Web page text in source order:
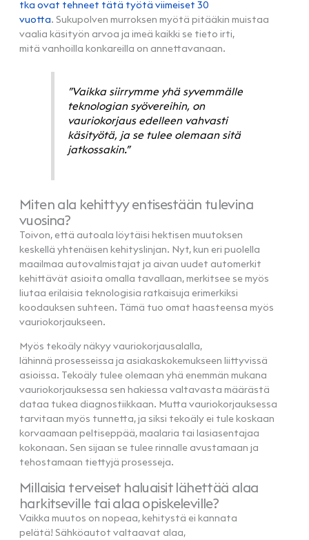
tka ovat tehneet tätä työtä viimeiset 30
vuotta. Sukupolven murroksen myötä pitääkin muistaa
vaalia käsityön arvoa ja imeä kaikki se tieto irti,
mitä vanhoilla konkareilla on annettavanaan.
”Vaikka siirrymme yhä syvemmälle
teknologian syövereihin, on
vauriokorjaus edelleen vahvasti
käsityötä, ja se tulee olemaan sitä
jatkossakin.”
Miten ala kehittyy entisestään tulevina
vuosina?
Toivon, että autoala löytäisi hektisen muutoksen
keskellä yhtenäisen kehityslinjan. Nyt, kun eri puolella
maailmaa autovalmistajat ja aivan uudet automerkit
kehittävät asioita omalla tavallaan, merkitsee se myös
liutaa erilaisia teknologisia ratkaisuja erimerkiksi
koodauksen suhteen. Tämä tuo omat haasteensa myös
vauriokorjaukseen.
Myös tekoäly näkyy vauriokorjausalalla,
lähinnä prosesseissa ja asiakaskokemukseen liittyvissä
asioissa. Tekoäly tulee olemaan yhä enemmän mukana
vauriokorjauksessa sen hakiessa valtavasta määrästä
dataa tukea diagnostiikkaan. Mutta vauriokorjauksessa
tarvitaan myös tunnetta, ja siksi tekoäly ei tule koskaan
korvaamaan peltiseppää, maalaria tai lasiasentajaa
kokonaan. Sen sijaan se tulee rinnalle avustamaan ja
tehostamaan tiettyjä prosesseja.
Millaisia terveiset haluaisit lähettää alaa
harkitseville tai alaa opiskeleville?
Vaikka muutos on nopeaa, kehitystä ei kannata
pelätä! Sähköautot valtaavat alaa,